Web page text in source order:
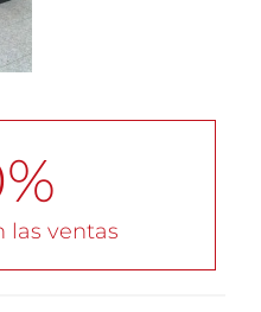
%
las ventas